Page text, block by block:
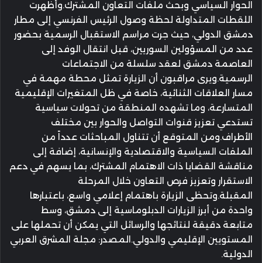
الحوار السياسي وبحث ملفات التعاون المشترك.وأظهرت
اللقطات المتداولة لحظة وصول الرئيس الفرنسي إلى مطار
دمشق الدولي، حيث جرت مراسم الاستقبال الرسمية بحضور
عدد من المسؤولين السوريين، قبل انتقال الوفد إلى
العاصمة دمشق لعقد سلسلة من الاجتماعات
الرسمية.ويرى مراقبون أن الزيارة تمثل محطة مهمة في
مسار العلاقات الثنائية، خاصة في ظل المتغيرات الإقليمية
المتسارعة، وما تشهده المنطقة من تحولات سياسية
تستدعي تعزيز قنوات التواصل والحوار بين مختلف
الأطراف.ومن المتوقع أن تتناول المباحثات عدداً من
الملفات السياسية والاقتصادية والإنسانية، إضافة إلى
مناقشة القضايا ذات الاهتمام المشترك، بما يسهم في دعم
الاستقرار وتعزيز فرص التعاون خلال المرحلة
المقبلة.وتحظى الزيارة باهتمام إعلامي واسع، باعتبارها
واحدة من أبرز الزيارات الدبلوماسية إلى دمشق، وسط
متابعة دقيقة لنتائجها والرسائل التي يمكن أن تحملها على
المستويين الإقليمي والدولي.المصدر: مجلة المشرق العربي
الدولية.